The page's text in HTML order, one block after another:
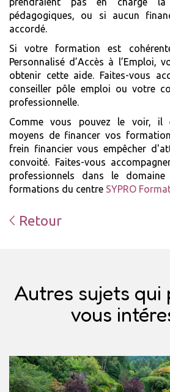
pédagogiques, ou si aucun
accordé.
Si votre formation est
Personnalisé d’Accès à l’Emploi,
obtenir cette aide. Faites-vous
conseiller pôle emploi ou votre
professionnelle.
Comme vous pouvez le voir, il
moyens de financer vos
frein financier vous empêcher
convoité. Faites-vous
professionnels dans le
formations du centre SYPRO
Retour
Autres sujets
vous